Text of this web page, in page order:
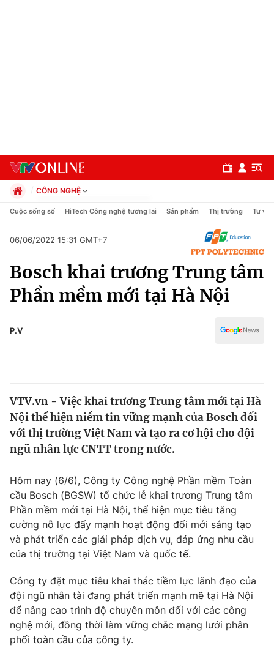
Chính trị
Thế giới
Tin tức
Câu chuyện quốc tế
Kinh tế
Tài chính
Thị trường
Góc doanh nghiệp
Dữ liệu và đời sống
Truyền hình
Phim VTV
Hậu trường
Nhân vật
Khán giả
Giải sao mai
Giải trí
Điện ảnh
Âm nhạc
Sao
Đời sống
Du lịch
Làm đẹp
Giáo dục
CÔNG NGHỆ
Chính trị
Pháp luật
Thể thao
Truyền hình
Văn hóa - Giải trí
Cuộc sống số HiTech Công nghệ tương lai Sản phẩm Thị trường Tư vấn
06/06/2022 15:31 GMT+7
Bosch khai trương Trung tâm
Phần mềm mới tại Hà Nội
P.V
VTV.vn - Việc khai trương Trung tâm mới tại Hà
Nội thể hiện niềm tin vững mạnh của Bosch đối
với thị trường Việt Nam và tạo ra cơ hội cho đội
ngũ nhân lực CNTT trong nước.
Hôm nay (6/6), Công ty Công nghệ Phần mềm Toàn
cầu Bosch (BGSW) tổ chức lễ khai trương Trung tâm
Phần mềm mới tại Hà Nội, thể hiện mục tiêu tăng
cường nỗ lực đẩy mạnh hoạt động đổi mới sáng tạo
và phát triển các giải pháp dịch vụ, đáp ứng nhu cầu
của thị trường tại Việt Nam và quốc tế.
Công ty đặt mục tiêu khai thác tiềm lực lãnh đạo của
đội ngũ nhân tài đang phát triển mạnh mẽ tại Hà Nội
để nâng cao trình độ chuyên môn đối với các công
nghệ mới, đồng thời làm vững chắc mạng lưới phân
phối toàn cầu của công ty.